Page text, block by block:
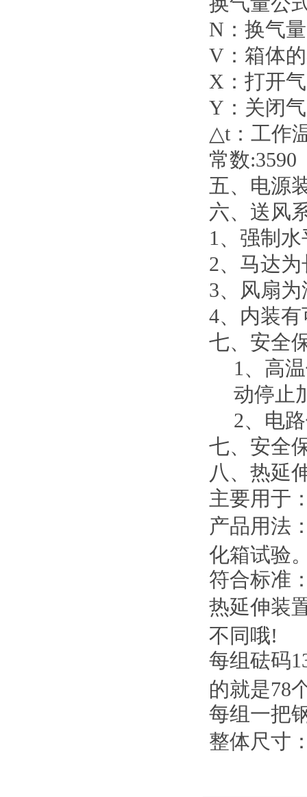
N：换气
V：箱体
X：打开
Y：关闭
△t：工作
常数:3590
五、电源
六、送风
1、强制
2、马达
3、风扇
4、内装
七、安全
1、高
动停止
2、电
七、安全
八、热延
主要用于
产品用法
化箱试验
符合标准
热延伸装
不同哦!
每组砝码
的就是78
每组一把
整体尺寸